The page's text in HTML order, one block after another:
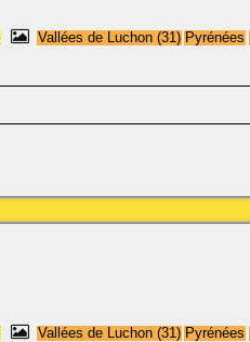
Vallées de Luchon (31) Pyrénées
Vallées de Luchon (31) Pyrénées